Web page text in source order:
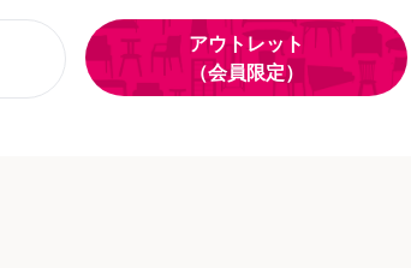
アウトレット
（会員限定）